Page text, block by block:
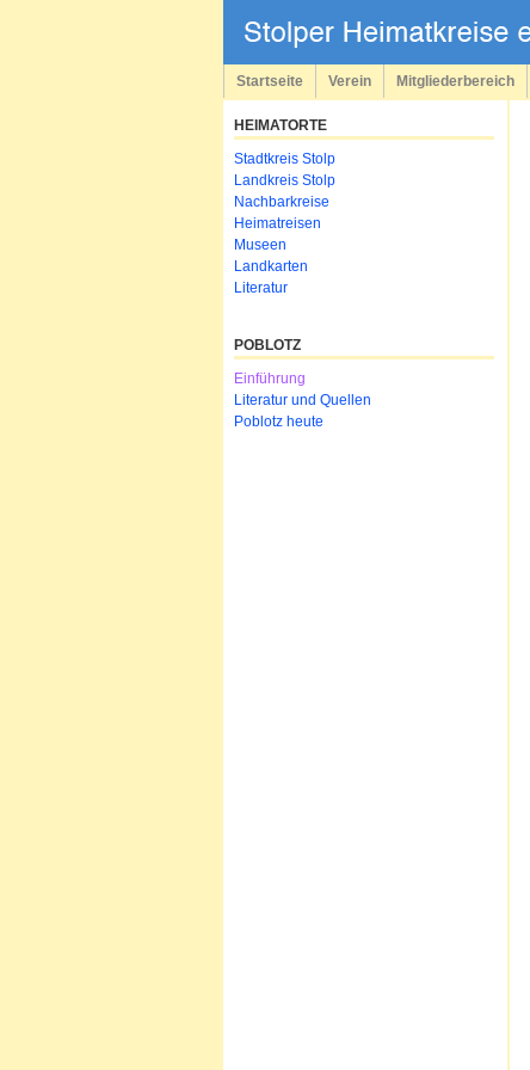
überspringen
Startseite Verein Mitgliederbereich
HEIMATORTE
Navigation
überspringen
Stadtkreis Stolp
Landkreis Stolp
Nachbarkreise
Heimatreisen
Museen
Landkarten
Literatur
POBLOTZ
Navigation
überspringen
Einführung
Literatur und Quellen
Poblotz heute